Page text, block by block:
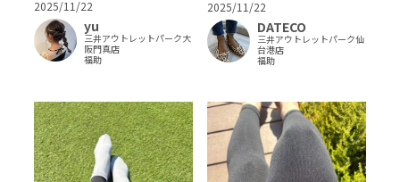
2025/11/22
yu
三井アウトレットパーク大
阪門真店
福助
2025/11/22
DATECO
三井アウトレットパーク仙
台港店
福助